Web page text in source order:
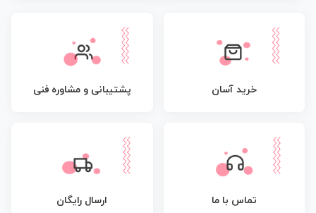
خرید آسان پشتیبانی و مشاوره فنی
تماس با ما ارسال رایگان